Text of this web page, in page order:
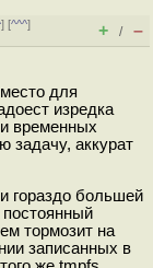
] [^^^]
+ / –
для
изредка
временных
задачу, аккурат
гораздо большей
постоянный
тормозит на
записанных в